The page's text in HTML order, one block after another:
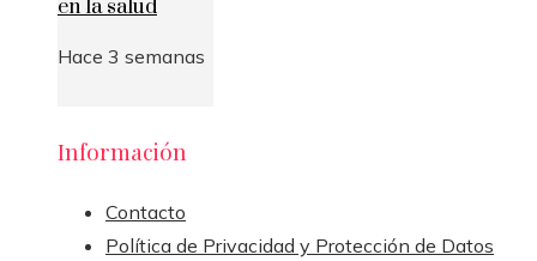
en la salud
Hace 3 semanas
Información
Contacto
Política de Privacidad y Protección de Datos